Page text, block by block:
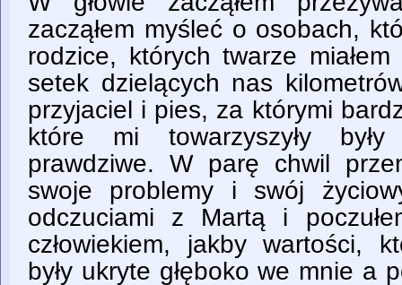
zacząłem myśleć o osobach,
rodzice, których twarze
setek dzielących nas
przyjaciel i pies, za którymi
które mi towarzyszyły
prawdziwe. W parę chwil
swoje problemy i swój
odczuciami z Martą i
człowiekiem, jakby wartości,
były ukryte głęboko we mnie a